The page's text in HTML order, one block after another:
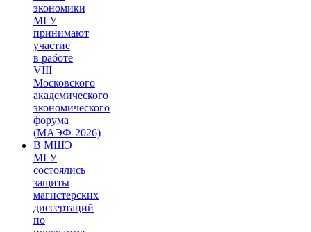
экономики
МГУ
принимают
участие
в работе
VIII
Московского
академического
экономического
форума
(МАЭФ-2026)
В МШЭ
МГУ
состоялись
защиты
магистерских
диссертаций
по